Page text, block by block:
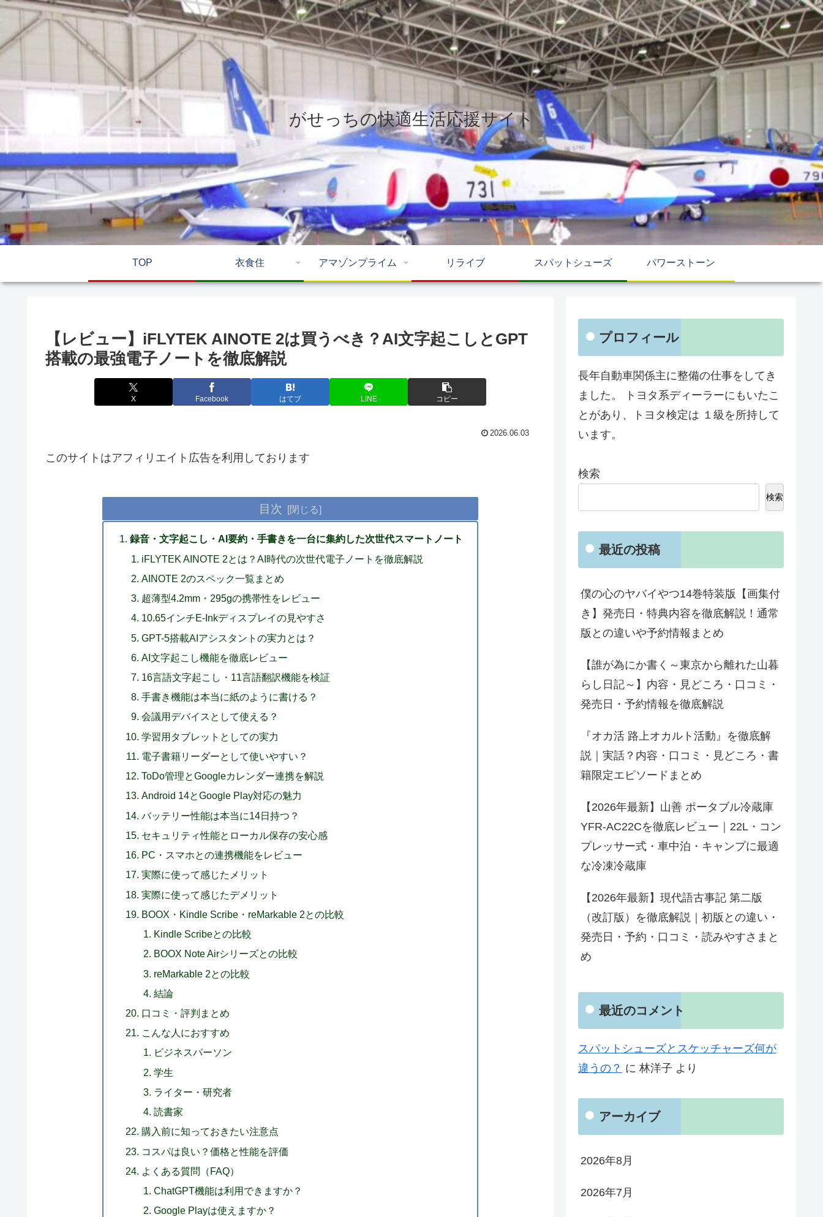
がせっちの快適生活応援サイト
TOP 衣食住 アマゾンプライム リライブ スパットシューズ パワーストーン
【レビュー】iFLYTEK AINOTE 2は買うべき？AI文字起こしとGPT
搭載の最強電子ノートを徹底解説
X Facebook はてブ LINE コピー
2026.06.03
このサイトはアフィリエイト広告を利用しております
目次
録音・文字起こし・AI要約・手書きを一台に集約した次世代スマートノート
iFLYTEK AINOTE 2とは？AI時代の次世代電子ノートを徹底解説
AINOTE 2のスペック一覧まとめ
超薄型4.2mm・295gの携帯性をレビュー
10.65インチE-Inkディスプレイの見やすさ
GPT-5搭載AIアシスタントの実力とは？
AI文字起こし機能を徹底レビュー
16言語文字起こし・11言語翻訳機能を検証
手書き機能は本当に紙のように書ける？
会議用デバイスとして使える？
学習用タブレットとしての実力
電子書籍リーダーとして使いやすい？
ToDo管理とGoogleカレンダー連携を解説
Android 14とGoogle Play対応の魅力
バッテリー性能は本当に14日持つ？
セキュリティ性能とローカル保存の安心感
PC・スマホとの連携機能をレビュー
実際に使って感じたメリット
実際に使って感じたデメリット
BOOX・Kindle Scribe・reMarkable 2との比較
Kindle Scribeとの比較
BOOX Note Airシリーズとの比較
reMarkable 2との比較
結論
口コミ・評判まとめ
こんな人におすすめ
ビジネスパーソン
学生
ライター・研究者
読書家
購入前に知っておきたい注意点
コスパは良い？価格と性能を評価
よくある質問（FAQ）
ChatGPT機能は利用できますか？
Google Playは使えますか？
プロフィール
長年自動車関係主に整備の仕事をしてき
ました。 トヨタ系ディーラーにもいたこ
とがあり、トヨタ検定は １級を所持して
います。
検索
検索
最近の投稿
僕の心のヤバイやつ14巻特装版【画集付
き】発売日・特典内容を徹底解説！通常
版との違いや予約情報まとめ
【誰が為にか書く～東京から離れた山暮
らし日記～】内容・見どころ・口コミ・
発売日・予約情報を徹底解説
『オカ活 路上オカルト活動』を徹底解
説｜実話？内容・口コミ・見どころ・書
籍限定エピソードまとめ
【2026年最新】山善 ポータブル冷蔵庫
YFR-AC22Cを徹底レビュー｜22L・コン
プレッサー式・車中泊・キャンプに最適
な冷凍冷蔵庫
【2026年最新】現代語古事記 第二版
（改訂版）を徹底解説｜初版との違い・
発売日・予約・口コミ・読みやすさまと
め
最近のコメント
スパットシューズとスケッチャーズ何が
違うの？ に 林洋子 より
アーカイブ
2026年8月
2026年7月